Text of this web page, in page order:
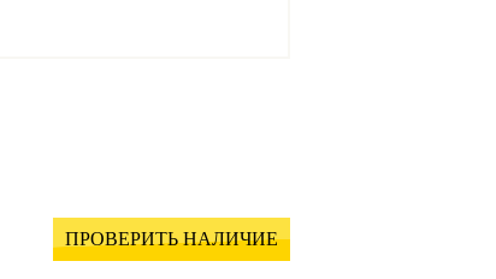
ПРОВЕРИТЬ НАЛИЧИЕ